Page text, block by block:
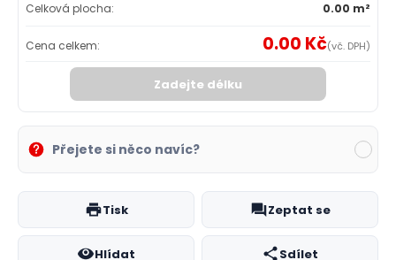
Celková plocha:
0.00 m²
Cena celkem: 0.00 Kč(vč. DPH)
Zadejte délku
Přejete si něco navíc?
Tisk Zeptat se
Hlídat Sdílet